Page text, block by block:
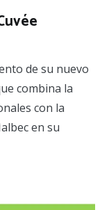
de su nuevo
combina la
con la
en su